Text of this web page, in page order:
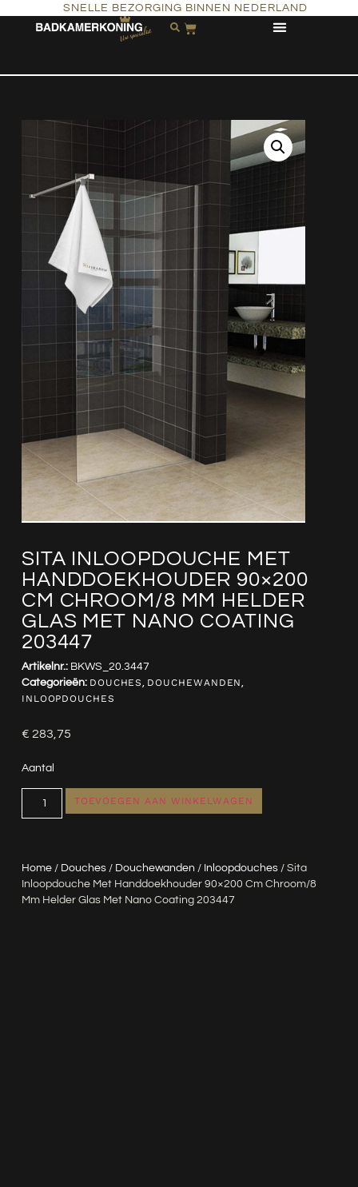
SNELLE BEZORGING BINNEN NEDERLAND
SITA INLOOPDOUCHE MET
HANDDOEKHOUDER 90×200
CM CHROOM/8 MM HELDER
GLAS MET NANO COATING
203447
Home/ Douches/ Douchewanden / Inloopdouches/ Sita
Inloopdouche Met Handdoekhouder 90×200 Cm Chroom/8
Mm Helder Glas Met Nano Coating 203447
Artikelnr.: BKWS_20.3447
Categorieën: DOUCHES, DOUCHEWANDEN,
INLOOPDOUCHES
€ 283,75
Aantal
TOEVOEGEN AAN WINKELWAGEN